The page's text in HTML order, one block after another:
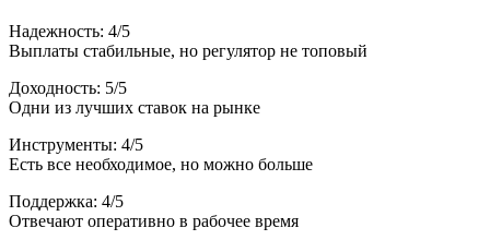
Надежность: 4/5
Выплаты стабильные, но регулятор не топовый
Доходность: 5/5
Одни из лучших ставок на рынке
Инструменты: 4/5
Есть все необходимое, но можно больше
Поддержка: 4/5
Отвечают оперативно в рабочее время